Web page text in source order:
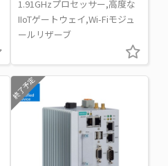
1.91GHzプロセッサー,高度な
IIoTゲートウェイ,Wi-Fiモジュ
ールリザーブ
終了予定